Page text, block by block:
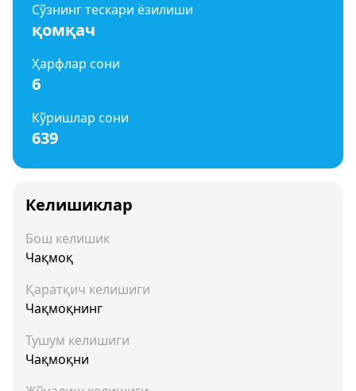
Сўзнинг тескари ёзилиши
қомқач
Ҳарфлар сони
6
Кўришлар сони
639
Келишиклар
Бош келишик
Чақмоқ
Қаратқич келишиги
Чақмоқнинг
Тушум келишиги
Чақмоқни